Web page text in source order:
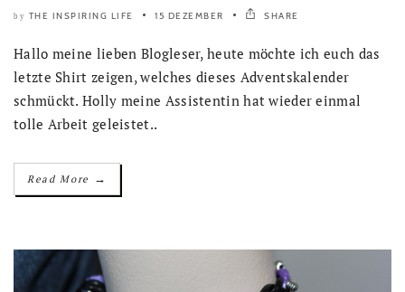
by THE INSPIRING LIFE 15 DEZEMBER SHARE
Hallo meine lieben Blogleser, heute möchte ich euch das
letzte Shirt zeigen, welches dieses Adventskalender
schmückt. Holly meine Assistentin hat wieder einmal
tolle Arbeit geleistet..
Read More →